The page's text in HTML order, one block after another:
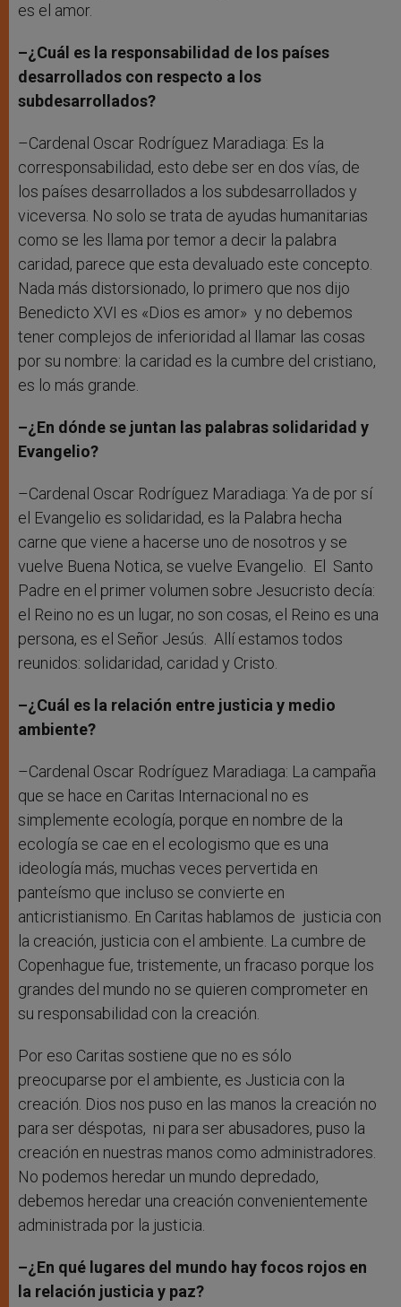
es el amor.
–¿Cuál es la responsabilidad de los países
desarrollados con respecto a los
subdesarrollados?
–Cardenal Oscar Rodríguez Maradiaga: Es la
corresponsabilidad, esto debe ser en dos vías, de
los países desarrollados a los subdesarrollados y
viceversa. No solo se trata de ayudas humanitarias
como se les llama por temor a decir la palabra
caridad, parece que esta devaluado este concepto.
Nada más distorsionado, lo primero que nos dijo
Benedicto XVI es «Dios es amor» y no debemos
tener complejos de inferioridad al llamar las cosas
por su nombre: la caridad es la cumbre del cristiano,
es lo más grande.
–¿En dónde se juntan las palabras solidaridad y
Evangelio?
–Cardenal Oscar Rodríguez Maradiaga: Ya de por sí
el Evangelio es solidaridad, es la Palabra hecha
carne que viene a hacerse uno de nosotros y se
vuelve Buena Notica, se vuelve Evangelio. El Santo
Padre en el primer volumen sobre Jesucristo decía:
el Reino no es un lugar, no son cosas, el Reino es una
persona, es el Señor Jesús. Allí estamos todos
reunidos: solidaridad, caridad y Cristo.
–¿Cuál es la relación entre justicia y medio
ambiente?
–Cardenal Oscar Rodríguez Maradiaga: La campaña
que se hace en Caritas Internacional no es
simplemente ecología, porque en nombre de la
ecología se cae en el ecologismo que es una
ideología más, muchas veces pervertida en
panteísmo que incluso se convierte en
anticristianismo. En Caritas hablamos de justicia con
la creación, justicia con el ambiente. La cumbre de
Copenhague fue, tristemente, un fracaso porque los
grandes del mundo no se quieren comprometer en
su responsabilidad con la creación.
Por eso Caritas sostiene que no es sólo
preocuparse por el ambiente, es Justicia con la
creación. Dios nos puso en las manos la creación no
para ser déspotas, ni para ser abusadores, puso la
creación en nuestras manos como administradores.
No podemos heredar un mundo depredado,
debemos heredar una creación convenientemente
administrada por la justicia.
–¿En qué lugares del mundo hay focos rojos en
la relación justicia y paz?